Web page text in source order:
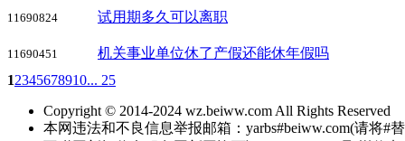
11690824 试用期多久可以离职
11690451
机关事业单位休了产假还能休年假吗
12345678910... 25
Copyright © 2014-2024 wz.beiww.com All Rights Reserved
本网违法和不良信息举报邮箱：yarbs#beiww.com(请将#